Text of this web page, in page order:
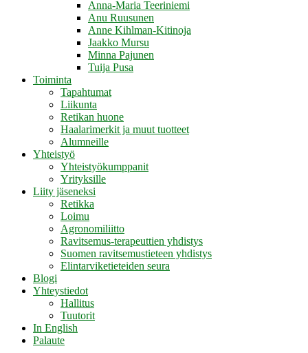
Anna-Maria Teeriniemi
Anu Ruusunen
Anne Kihlman-Kitinoja
Jaakko Mursu
Minna Pajunen
Tuija Pusa
Toiminta
Tapahtumat
Liikunta
Retikan huone
Haalarimerkit ja muut tuotteet
Alumneille
Yhteistyö
Yhteistyökumppanit
Yrityksille
Liity jäseneksi
Retikka
Loimu
Agronomiliitto
Ravitsemus-terapeuttien yhdistys
Suomen ravitsemustieteen yhdistys
Elintarviketieteiden seura
Blogi
Yhteystiedot
Hallitus
Tuutorit
In English
Palaute